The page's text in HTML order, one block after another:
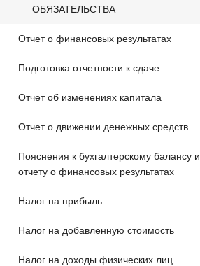
ОБЯЗАТЕЛЬСТВА
Отчет о финансовых результатах
Подготовка отчетности к сдаче
Отчет об изменениях капитала
Отчет о движении денежных средств
Пояснения к бухгалтерскому балансу и
отчету о финансовых результатах
Налог на прибыль
Налог на добавленную стоимость
Налог на доходы физических лиц